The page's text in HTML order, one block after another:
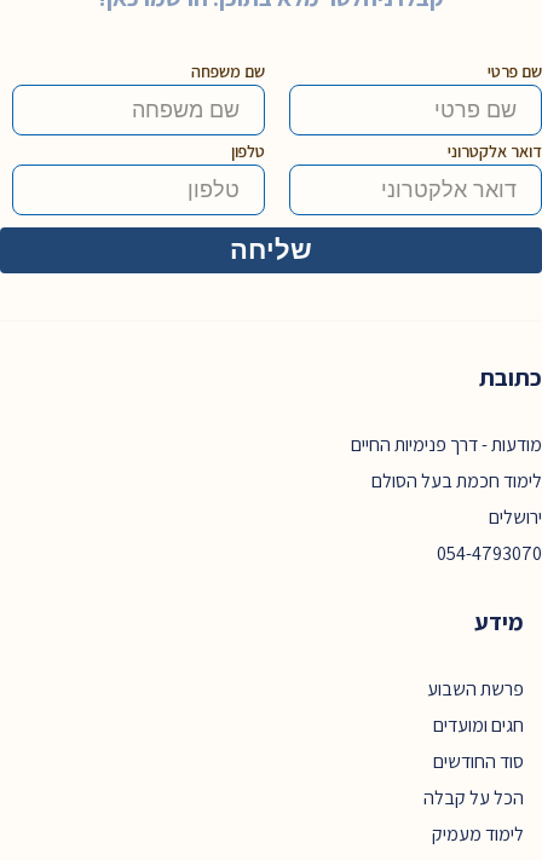
שם פרטי שם משפחה
דואר אלקטרוני טלפון
כתובת
מודעות - דרך פנימיות החיים
לימוד חכמת בעל הסולם
ירושלים
054-4793070
מידע
פרשת השבוע
חגים ומועדים
סוד החודשים
הכל על קבלה
לימוד מעמיק